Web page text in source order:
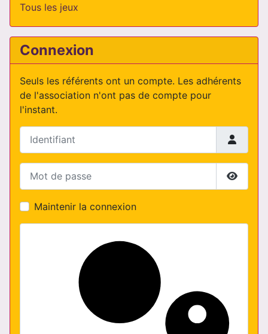
Tous les jeux
Connexion
Seuls les référents ont un compte. Les adhérents
de l'association n'ont pas de compte pour
l'instant.
Identifiant
Mot de passe
Maintenir la connexion